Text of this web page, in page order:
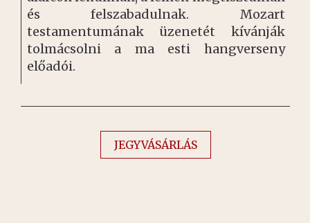
és felszabadulnak. Mozart
testamentumának üzenetét kívánják
tolmácsolni a ma esti hangverseny
előadói.
JEGYVÁSÁRLÁS